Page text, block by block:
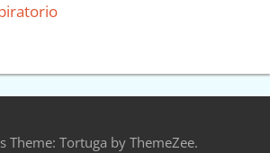
Theme: Tortuga by ThemeZee.